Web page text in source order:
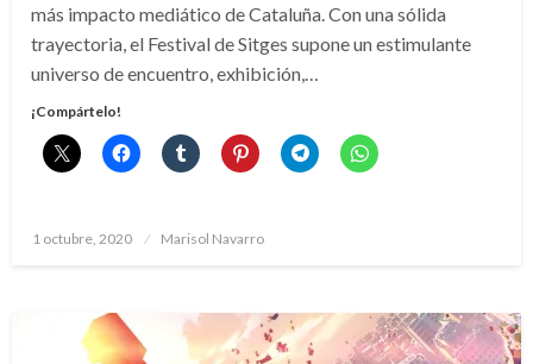
más impacto mediático de Cataluña. Con una sólida
trayectoria, el Festival de Sitges supone un estimulante
universo de encuentro, exhibición,…
¡Compártelo!
Publicado
1 octubre, 2020 Marisol Navarro